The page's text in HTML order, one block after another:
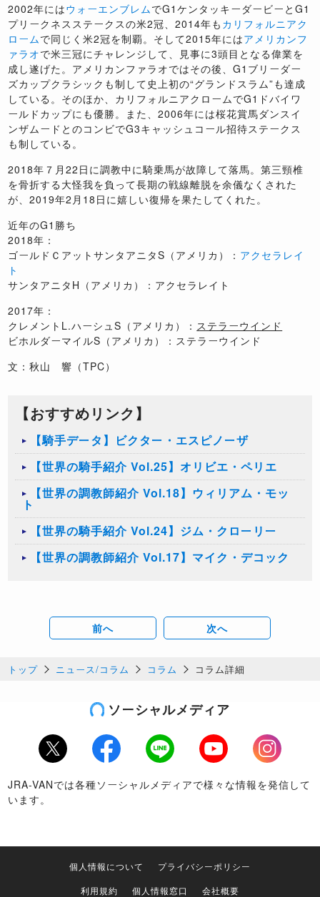
2002年にはウォーエンブレムでG1ケンタッキーダービーとG1
プリークネスステークスの米2冠、2014年も カリフォルニアク
ロームで同じく米2冠を制覇。そして2015年にはアメリカンフ
ァラオで米三冠にチャレンジして、見事に3頭目となる偉業を
成し遂げた。アメリカンファラオではその後、G1ブリーダー
ズカップクラシックも制して史上初の“グランドスラム”も達成
している。そのほか、カリフォルニアクロームでG1ドバイワ
ールドカップにも優勝。また、2006年には桜花賞馬ダンスイ
ンザムードとのコンビでG3キャッシュコール招待ステークス
も制している。
2018年７月22日に調教中に騎乗馬が故障して落馬。第三頸椎
を骨折する大怪我を負って長期の戦線離脱を余儀なくされた
が、2019年2月18日に嬉しい復帰を果たしてくれた。
近年のG1勝ち
2018年：
ゴールドＣアットサンタアニタS（アメリカ）： アクセラレイ
ト
サンタアニタH（アメリカ）：アクセラレイト
2017年：
クレメントL.ハーシュS（アメリカ）： ステラーウインド
ビホルダーマイルS（アメリカ）：ステラーウインド
文：秋山 響（TPC）
【おすすめリンク】
【騎手データ】ビクター・エスピノーザ
【世界の騎手紹介 Vol.25】オリビエ・ペリエ
【世界の調教師紹介 Vol.18】ウィリアム・モッ
ト
【世界の騎手紹介 Vol.24】ジム・クローリー
【世界の調教師紹介 Vol.17】マイク・デコック
前へ 次へ
トップ ニュース/コラム コラム コラム詳細
ソーシャルメディア
Twitter Facebook LINE Youtube
Instagram
JRA-VANでは各種ソーシャルメディアで様々な情報を発信して
います。
個人情報について
プライバシーポリシー
利用規約
個人情報窓口 会社概要